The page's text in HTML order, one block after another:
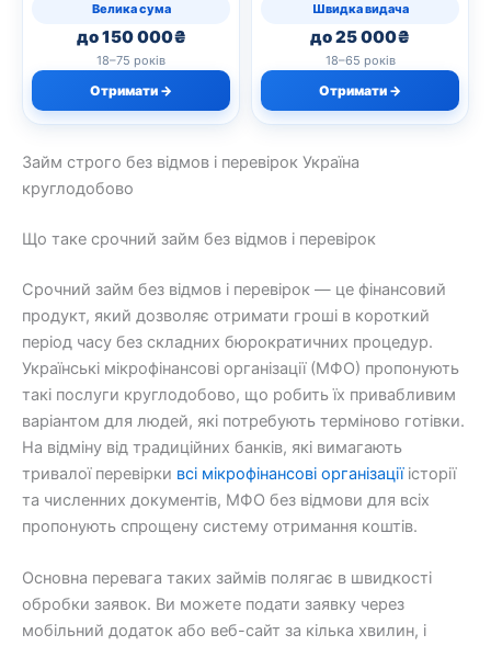
Велика сума
до 150 000₴
18–75 років
Отримати →
Швидка видача
до 25 000₴
18–65 років
Отримати →
Займ строго без відмов і перевірок Україна
круглодобово
Що таке срочний займ без відмов і перевірок
Срочний займ без відмов і перевірок — це фінансовий
продукт, який дозволяє отримати гроші в короткий
період часу без складних бюрократичних процедур.
Українські мікрофінансові організації (МФО) пропонують
такі послуги круглодобово, що робить їх привабливим
варіантом для людей, які потребують терміново готівки.
На відміну від традиційних банків, які вимагають
тривалої перевірки всі мікрофінансові організаціїісторії
та численних документів, МФО без відмови для всіх
пропонують спрощену систему отримання коштів.
Основна перевага таких займів полягає в швидкості
обробки заявок. Ви можете подати заявку через
мобільний додаток або веб-сайт за кілька хвилин, і